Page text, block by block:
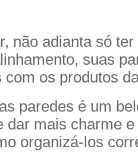
não adianta só
suas
os produtos
paredes é um
dar mais charme
organizá-los